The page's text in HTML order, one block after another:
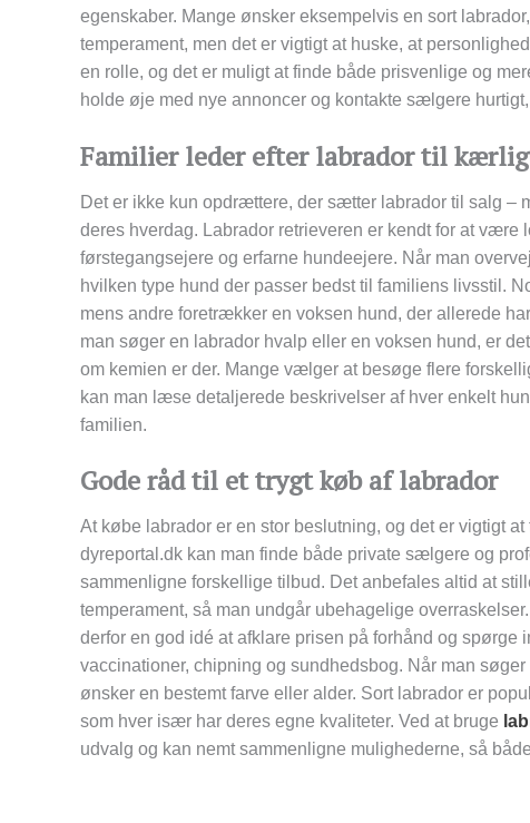
egenskaber. Mange ønsker eksempelvis en sort
temperament, men det er vigtigt at huske, at
en rolle, og det er muligt at finde både prisvenlige og
holde øje med nye annoncer og kontakte sælgere
Familier leder efter labrador til
Det er ikke kun opdrættere, der sætter labrador til salg –
deres hverdag. Labrador retrieveren er kendt for at
førstegangsejere og erfarne hundeejere. Når man
hvilken type hund der passer bedst til familiens livsstil.
mens andre foretrækker en voksen hund, der allerede
man søger en labrador hvalp eller en voksen hund, er
om kemien er der. Mange vælger at besøge flere
kan man læse detaljerede beskrivelser af hver enkelt
familien.
Gode råd til et trygt køb af labrador
At købe labrador er en stor beslutning, og det er vigtigt
dyreportal.dk kan man finde både private sælgere og
sammenligne forskellige tilbud. Det anbefales altid at
temperament, så man undgår ubehagelige
derfor en god idé at afklare prisen på forhånd og spørge
vaccinationer, chipning og sundhedsbog. Når man
ønsker en bestemt farve eller alder. Sort labrador er
som hver især har deres egne kvaliteter. Ved at bruge
udvalg og kan nemt sammenligne mulighederne, så